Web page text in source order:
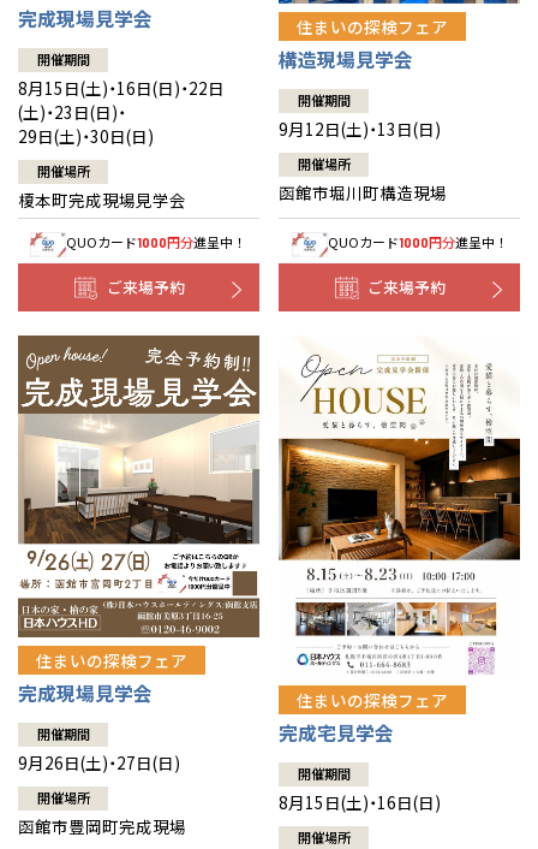
完成現場見学会
開催期間
8月15日(土)・16日(日)・22日
(土)・23日(日)・
29日(土)・30日(日)
開催場所
榎本町完成現場見学会
QUOカード1000円分進呈中！
ご来場予約
住まいの探検フェア
構造現場見学会
開催期間
9月12日(土)・13日(日)
開催場所
函館市堀川町構造現場
QUOカード1000円分進呈中！
ご来場予約
住まいの探検フェア
完成現場見学会
開催期間
9月26日(土)・27日(日)
開催場所
函館市豊岡町完成現場
住まいの探検フェア
完成宅見学会
開催期間
8月15日(土)・16日(日)
開催場所